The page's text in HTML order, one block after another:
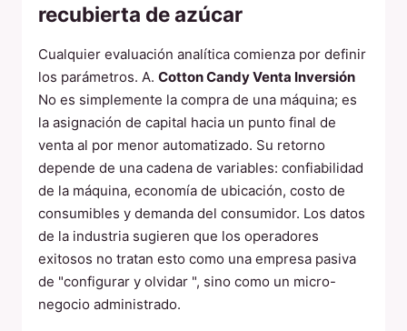
recubierta de azúcar
Cualquier evaluación analítica comienza por definir
los parámetros. A. Cotton Candy Venta Inversión
No es simplemente la compra de una máquina; es
la asignación de capital hacia un punto final de
venta al por menor automatizado. Su retorno
depende de una cadena de variables: confiabilidad
de la máquina, economía de ubicación, costo de
consumibles y demanda del consumidor. Los datos
de la industria sugieren que los operadores
exitosos no tratan esto como una empresa pasiva
de "configurar y olvidar ", sino como un micro-
negocio administrado.